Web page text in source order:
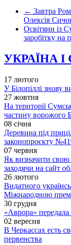
← Завтра
Олексія
Освітяни із
заробітку
УКРАЇНА І
17 лютого
У Білопіллі знову
27 жовтня
На території
частину ворожого
08 січня
Деревина під
законопроєкту
07 червня
Як визначити свою
заходячи на сайт
26 лютого
Видатного
Міжнародною
30 грудня
«Аврора»
02 вересня
В Черкассах есть
первенства